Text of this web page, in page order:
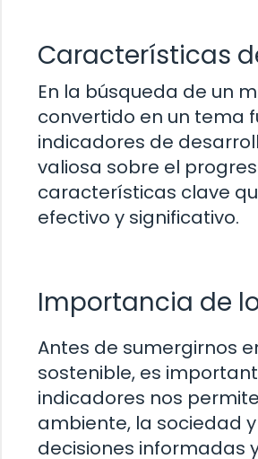
Características
En la búsqueda de un
convertido en un tema
indicadores de
valiosa sobre el
características clave
efectivo y significativo.
Importancia de
Antes de sumergirnos
sostenible, es
indicadores nos
ambiente, la sociedad
decisiones informadas